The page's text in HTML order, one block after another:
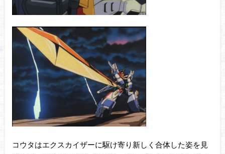
コウタはエクスカイザーに駆け寄り新しく合体した姿を見